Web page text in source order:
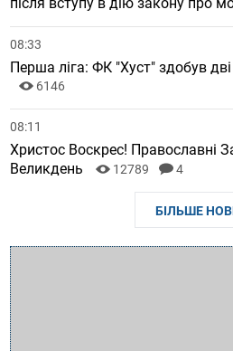
08:33
Перша ліга: ФК "Хуст" здобув
6146
08:11
Христос Воскрес! Православні
Великдень
12789 4
БІЛЬШЕ